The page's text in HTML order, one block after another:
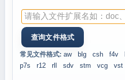
常见文件格式: aw blg csh f4v
p7s
r12 rll sdv stm vcg vst